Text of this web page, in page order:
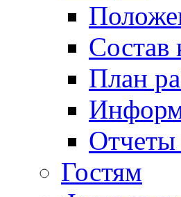
Состав
План
Гостям